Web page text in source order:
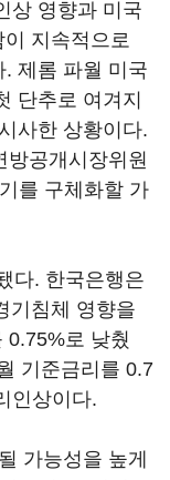
상 영향과 미국
지속적으로
제롬 파월 미국
단추로 여겨지
사한 상황이다.
공개시장위원
를 구체화할 가
다. 한국은행은
기침체 영향을
0.75%로 낮췄
기준금리를 0.7
인상이다.
가능성을 높게